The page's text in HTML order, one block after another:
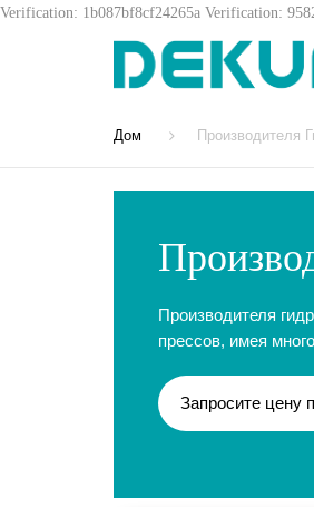
Verification: 1b087bf8cf24265a Verification:
Дом Производителя
Производителя
прессов, имея
Запросите цену